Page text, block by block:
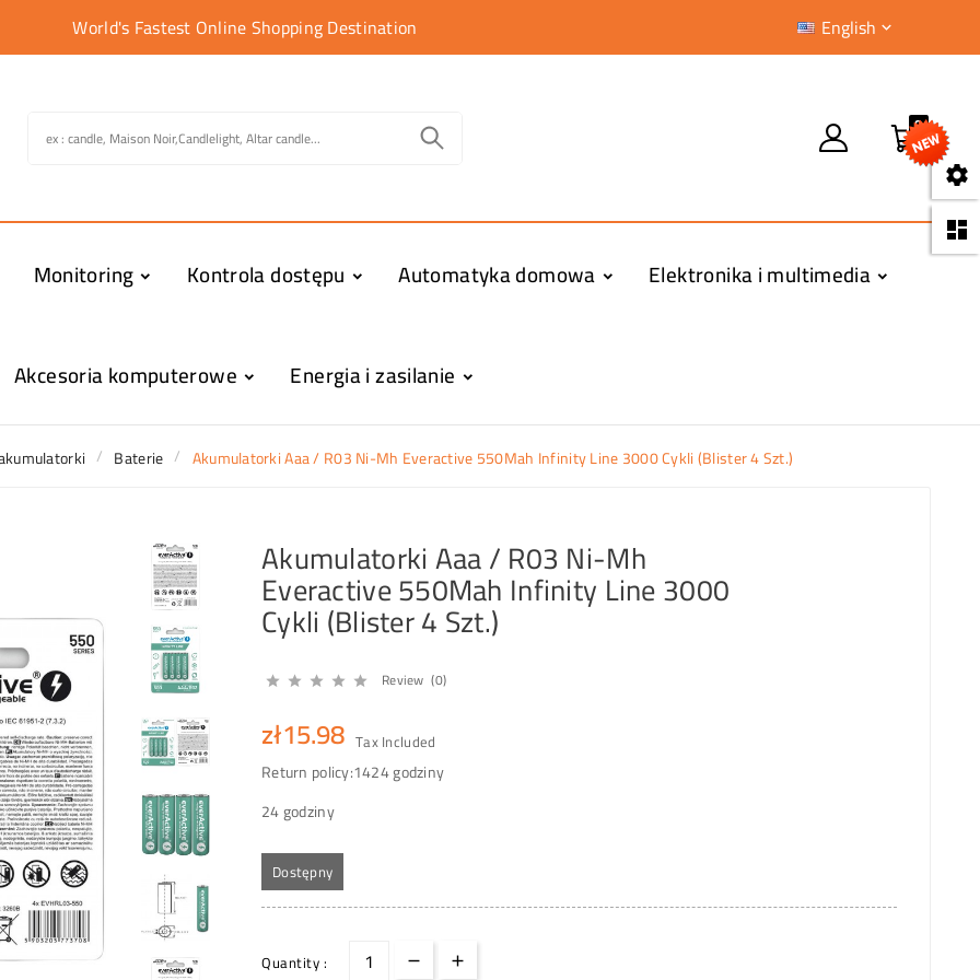


World's Fastest Online Shopping Destination English 
0
Monitoring Kontrola dostępu Automatyka domowa Elektronika i multimedia
Akcesoria komputerowe Energia i zasilanie
Baterie Akumulatorki Aaa / R03 Ni-Mh Everactive 550Mah Infinity Line 3000 Cykli (Blister 4 Szt.)
Akumulatorki Aaa / R03 Ni-Mh
Everactive 550Mah Infinity Line 3000
Cykli (Blister 4 Szt.)
     Review (0)
zł15.98 Tax Included
Return policy:1424 godziny
24 godziny
Dostępny
Quantity :